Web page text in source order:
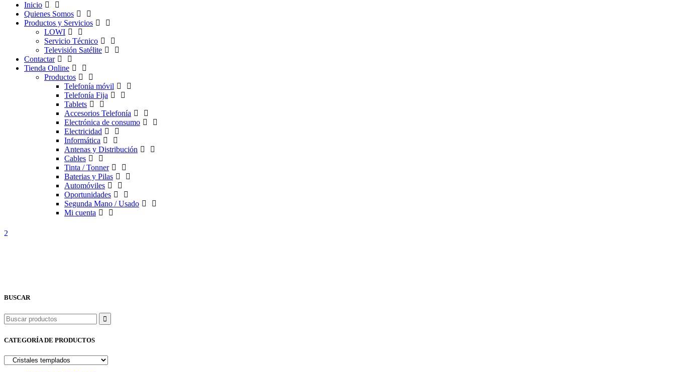
Inicio
Quienes Somos
Productos y Servicios
LOWI
Servicio Técnico
Televisión Satélite
Contactar
Tienda Online
Productos
Telefonía móvil
Telefonía Fija
Tablets
Accesorios Telefonía
Electrónica de consumo
Electricidad
Informática
Antenas y Distribución
Cables
Tinta / Tonner
Baterias y Pilas
Automóviles
Oportunidades
Segunda Mano / Usado
Mi cuenta
BUSCAR
Buscar
CATEGORÍA DE PRODUCTOS